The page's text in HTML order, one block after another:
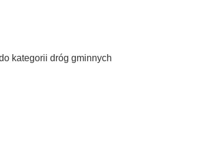
kategorii dróg gminnych